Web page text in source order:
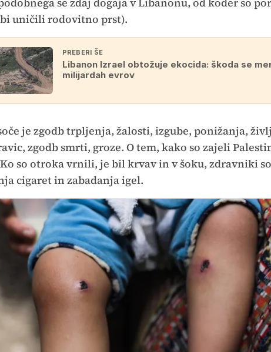
uničili rodovitno prst).
PREBERI ŠE
Libanon Izrael obtožuje ekocida: škoda se
milijardah evrov
je zgodb trpljenja, žalosti, izgube, ponižanja,
zgodb smrti, groze. O tem, kako so zajeli
so otroka vrnili, je bil krvav in v šoku, zdravniki
cigaret in zabadanja igel.